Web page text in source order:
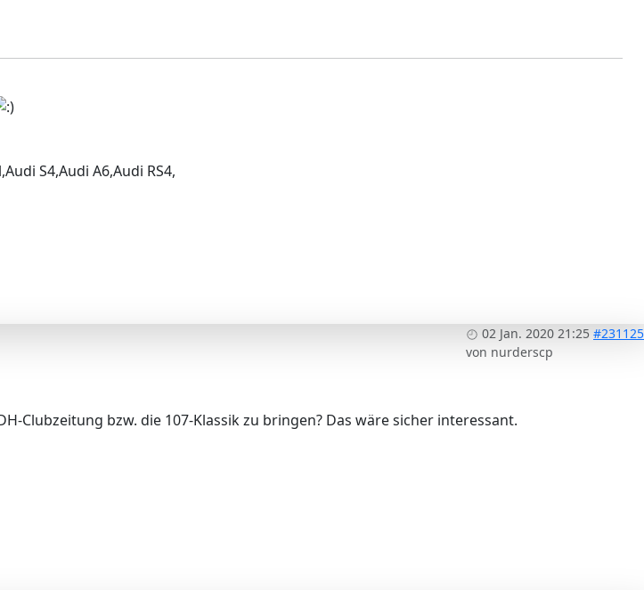
S4,Audi A6,Audi RS4,
02 Jan. 2020 21:25 #231125
von nurderscp
Clubzeitung bzw. die 107-Klassik zu bringen? Das wäre sicher interessant.